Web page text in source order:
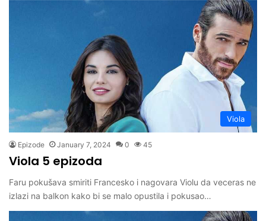
Viola
Epizode January 7, 2024 0 45
Viola 5 epizoda
Faru pokušava smiriti Francesko i nagovara Violu da veceras ne
izlazi na balkon kako bi se malo opustila i pokusao…